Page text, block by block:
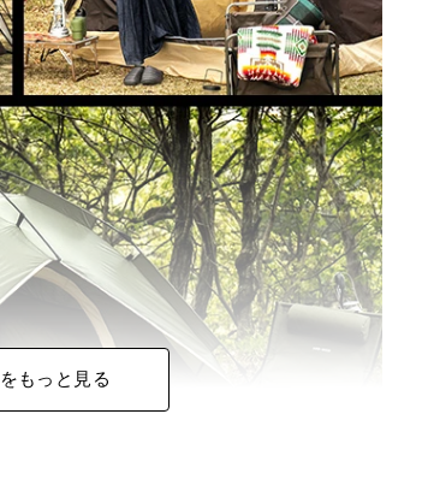
もっと見る